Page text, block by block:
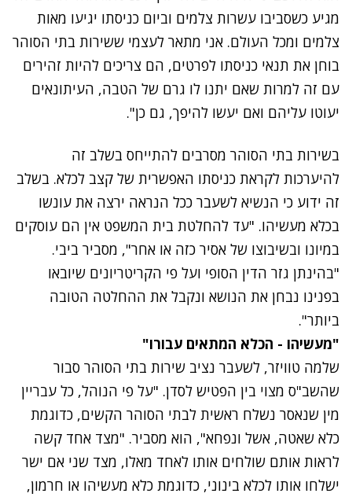
מגיע כשסביבו עשרות צלמים וביום כניסתו יגיעו מאות
צלמים ומכל העולם. אני מתאר לעצמי ששירות בתי הסוהר
בוחן את תנאי כניסתו לפרטים, הם צריכים להיות זהירים
עם זה למרות שאם יתנו לו גרם של הטבה, העיתונאים
יעוטו עליהם ואם יעשו להיפך, גם כן".
בשירות בתי הסוהר מסרבים להתייחס בשלב זה
להיערכות לקראת כניסתו האפשרית של קצב לכלא. בשלב
זה ידוע כי הנשיא לשעבר ככל הנראה ירצה את עונשו
בכלא מעשיהו. "עד להחלטת בית המשפט אין הם עוסקים
במיונו ובשיבוצו של אסיר כזה או אחר", מסביר ביבי.
"בהינתן גזר הדין הסופי ועל פי הקריטריונים שיובאו
בפנינו נבחן את הנושא ונקבל את ההחלטה הטובה
ביותר".
"מעשיהו - הכלא המתאים עבורו"
שלמה טוויזר, לשעבר נציב שירות בתי הסוהר סבור
שהשב"ס מצוי בין הפטיש לסדן. "על פי הנוהל, כל עבריין
מין שנאסר נשלח ראשית לבתי הסוהר הקשים, כדוגמת
כלא שאטה, אשל ונפחא", הוא מסביר. "מצד אחד קשה
לראות אותם שולחים אותו לאחד מאלו, מצד שני אם ישר
ישלחו אותו לכלא בינוני, כדוגמת כלא מעשיהו או חרמון,